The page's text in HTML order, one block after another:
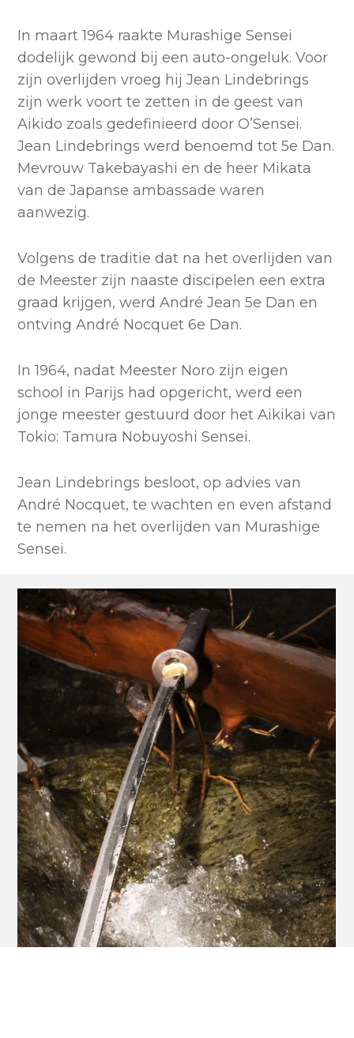
In maart 1964 raakte Murashige Sensei
dodelijk gewond bij een auto-ongeluk. Voor
zijn overlijden vroeg hij Jean Lindebrings
zijn werk voort te zetten in de geest van
Aikido zoals gedefinieerd door O’Sensei.
Jean Lindebrings werd benoemd tot 5e Dan.
Mevrouw Takebayashi en de heer Mikata
van de Japanse ambassade waren
aanwezig.
Volgens de traditie dat na het overlijden van
de Meester zijn naaste discipelen een extra
graad krijgen, werd André Jean 5e Dan en
ontving André Nocquet 6e Dan.
In 1964, nadat Meester Noro zijn eigen
school in Parijs had opgericht, werd een
jonge meester gestuurd door het Aikikai van
Tokio: Tamura Nobuyoshi Sensei.
Jean Lindebrings besloot, op advies van
André Nocquet, te wachten en even afstand
te nemen na het overlijden van Murashige
Sensei.